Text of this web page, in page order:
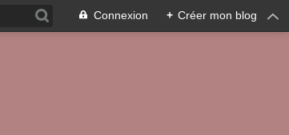
Connexion + Créer mon blog